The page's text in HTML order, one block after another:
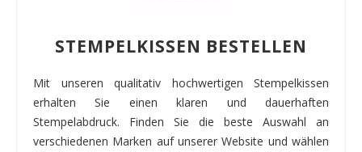
STEMPELKISSEN BESTELLEN
Mit unseren qualitativ hochwertigen Stempelkissen
erhalten Sie einen klaren und dauerhaften
Stempelabdruck. Finden Sie die beste Auswahl an
verschiedenen Marken auf unserer Website und wählen